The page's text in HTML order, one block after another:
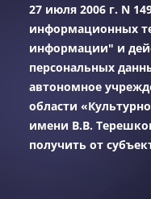
27 июля 2006 г. N
информационных
информации" и
персональных
автономное
области
имени В.В.
получить от